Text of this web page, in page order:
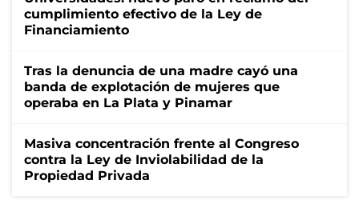
cumplimiento efectivo de la Ley de
Financiamiento
Tras la denuncia de una madre cayó una
banda de explotación de mujeres que
operaba en La Plata y Pinamar
Masiva concentración frente al Congreso
contra la Ley de Inviolabilidad de la
Propiedad Privada